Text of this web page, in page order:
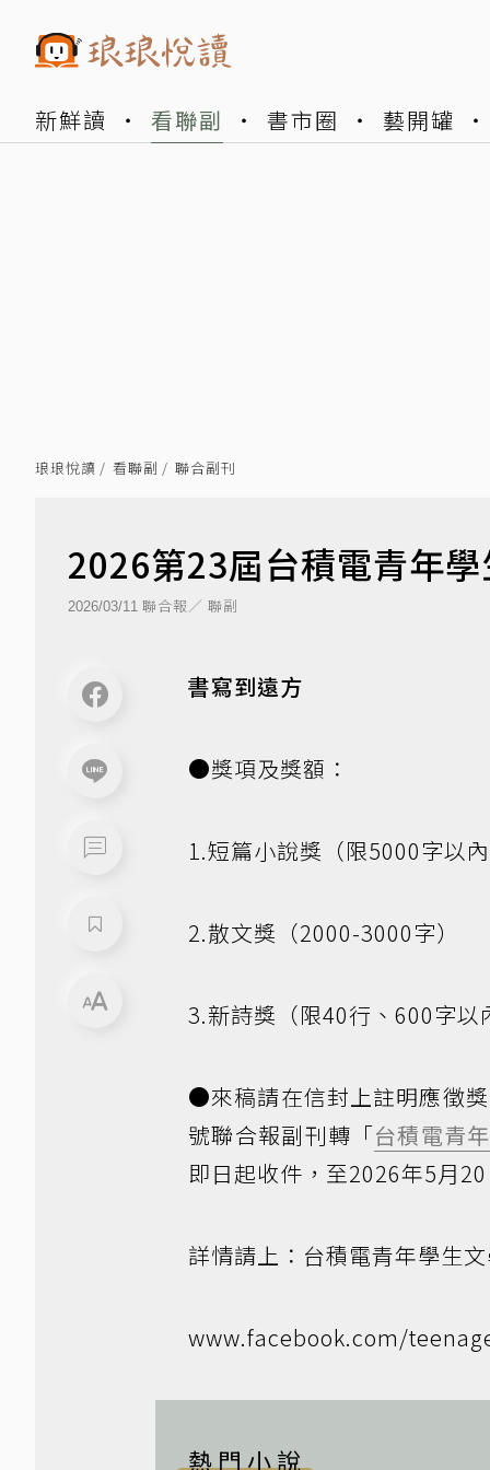
新鮮讀 看聯副 書市圈 藝開罐
琅琅悅讀 看聯副 聯合副刊
2026第23屆台積電青年
2026/03/11 聯合報／ 聯副
書寫到遠方
●獎項及獎額：
1.短篇小說獎（限5000字以
2.散文獎（2000-3000字）
3.新詩獎（限40行、600字以
●來稿請在信封上註明應徵
號聯合報副刊轉「台積電青
即日起收件，至2026年5月
詳情請上：台積電青年學生
www.facebook.com/
熱門小說